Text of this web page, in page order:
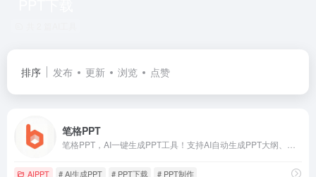
排序 发布 更新 浏览 点赞
笔格PPT
AIPPT # AI生成PPT # PPT下载 # PPT制作